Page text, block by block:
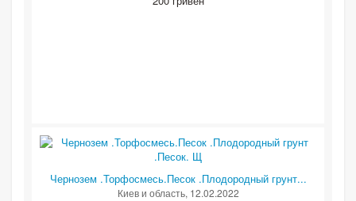
Чернозем .Торфосмесь.Песок .Плодородный грунт...
Киев и область, 12.02.2022